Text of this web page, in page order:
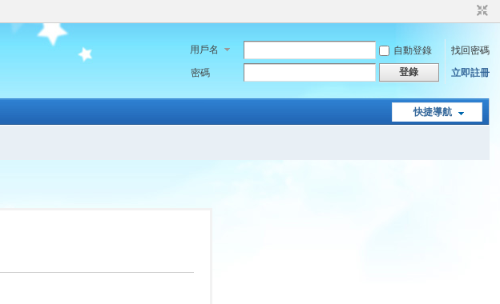
用戶名 自動登錄
找回密碼
密碼
登錄 立即註冊
快捷導航